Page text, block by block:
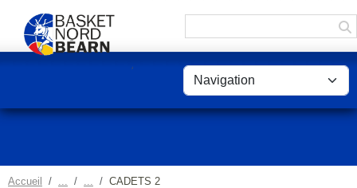
Accueil CADETS 2